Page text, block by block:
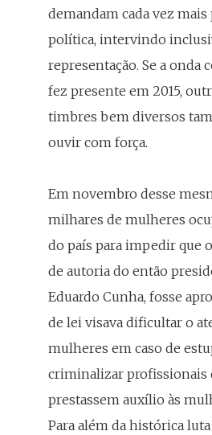
demandam cada vez mais
política, intervindo
representação. Se a onda
fez presente em 2015,
timbres bem diversos
ouvir com força.
Em novembro desse
milhares de mulheres
do país para impedir que
de autoria do então
Eduardo Cunha, fosse
de lei visava dificultar o
mulheres em caso de
criminalizar profissionais
prestassem auxílio às
Para além da histórica